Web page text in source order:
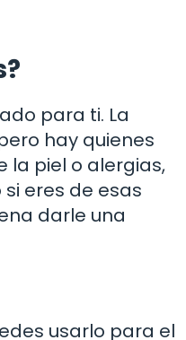
para ti. La
hay quienes
la piel o alergias,
eres de esas
darle una
usarlo para el